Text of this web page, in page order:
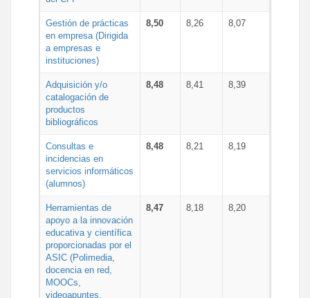
Gestión de prácticas
en empresa (Dirigida
a empresas e
instituciones)
8,50 8,26 8,07
Adquisición y/o
catalogación de
productos
bibliográficos
8,48 8,41 8,39
Consultas e
incidencias en
servicios informáticos
(alumnos)
8,48 8,21 8,19
Herramientas de
apoyo a la innovación
educativa y científica
proporcionadas por el
ASIC (Polimedia,
docencia en red,
MOOCs,
videoapuntes,
8,47 8,18 8,20